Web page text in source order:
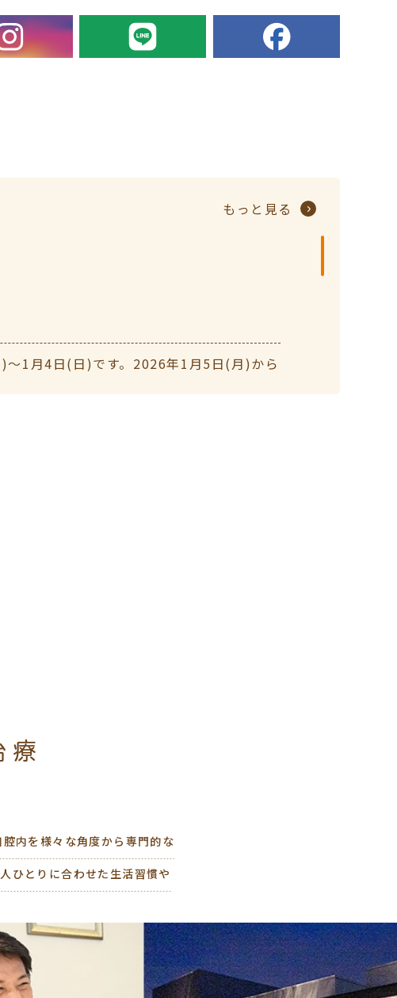
〜1月4日(日)です。2026年1月5日(月)から
最終受付12：00)、午後14:30〜18:30(最
もっと見る
内を様々な角度から専門的な
ひとりに合わせた生活習慣や